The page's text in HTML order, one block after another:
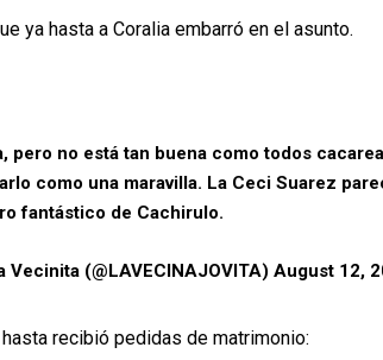
ya hasta a Coralia embarró en el asunto.
pero no está tan buena como todos
como una maravilla. La Ceci Suarez
fantástico de Cachirulo.
Vecinita (@LAVECINAJOVITA)August 12,
recibió pedidas de matrimonio: